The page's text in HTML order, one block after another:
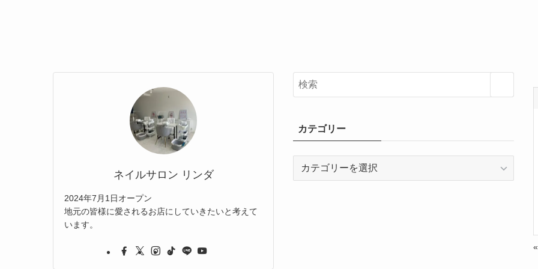
ネイルサロン リンダ
2024年7月1日オープン
地元の皆様に愛されるお店にしていきたいと考えて
います。
カテゴリー